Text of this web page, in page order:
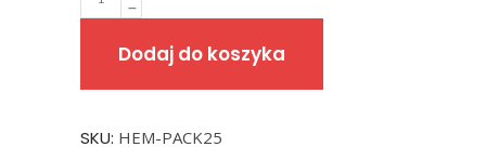
Dodaj do koszyka
SKU: HEM-PACK25